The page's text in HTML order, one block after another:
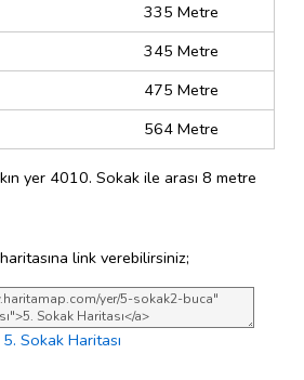
335 Metre
345 Metre
475 Metre
564 Metre
yer 4010. Sokak ile arası 8 metre
link verebilirsiniz;
5. Sokak Haritası